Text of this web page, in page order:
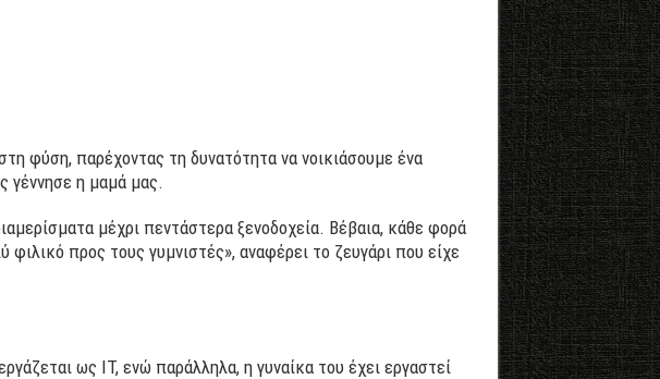
φύση, παρέχοντας τη δυνατότητα να νοικιάσουμε ένα
γέννησε η μαμά μας.
μέχρι πεντάστερα ξενοδοχεία. Βέβαια, κάθε φορά
προς τους γυμνιστές», αναφέρει το ζευγάρι που είχε
ως IT, ενώ παράλληλα, η γυναίκα του έχει εργαστεί